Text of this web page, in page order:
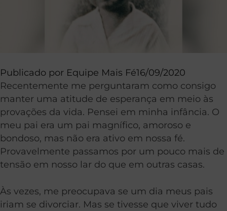
Publicado por Equipe Mais Fé16/09/2020
Recentemente me perguntaram como consigo
manter uma atitude de esperança em meio às
provações da vida. Pensei em minha infância. O
meu pai era um pai magnífico, amoroso e
bondoso, mas não era ativo em nossa fé.
Provavelmente passamos por um pouco mais de
tensão em nosso lar do que em outras casas.
Às vezes, me preocupava se um dia meus pais
iriam se divorciar. Mas se tivesse que viver tudo